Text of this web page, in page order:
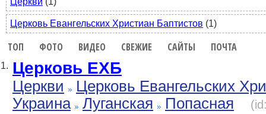
Церковь Евангельских Христиан Баптистов (1)
ТОП ФОТО ВИДЕО СВЕЖИЕ САЙТЫ ПОЧТА
1. Церковь ЕХБ
Церкви
Церковь Евангельских
Украина
Луганская Попасная